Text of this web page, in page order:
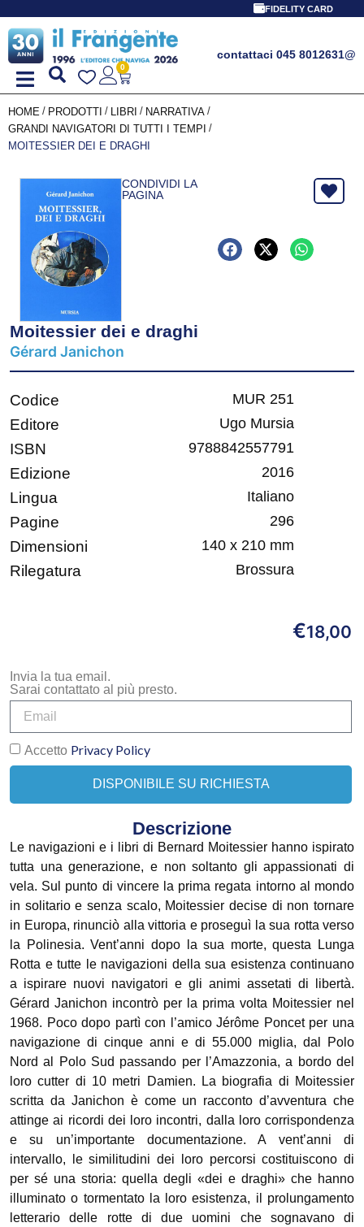
FIDELITY CARD
contattaci 045 8012631@
0
HOME / PRODOTTI / LIBRI / NARRATIVA /
GRANDI NAVIGATORI DI TUTTI I TEMPI /
MOITESSIER DEI E DRAGHI
CONDIVIDI LA
PAGINA
Moitessier dei e draghi
Gérard Janichon
Codice MUR 251
Editore Ugo Mursia
ISBN 9788842557791
Edizione 2016
Lingua Italiano
Pagine 296
Dimensioni 140 x 210 mm
Rilegatura Brossura
€18,00
Invia la tua email.
Sarai contattato al più presto.
Accetto Privacy Policy
DISPONIBILE SU RICHIESTA
Descrizione
Le navigazioni e i libri di Bernard Moitessier hanno ispirato
tutta una generazione, e non soltanto gli appassionati di
vela. Sul punto di vincere la prima regata intorno al mondo
in solitario e senza scalo, Moitessier decise di non tornare
in Europa, rinunciò alla vittoria e proseguì la sua rotta verso
la Polinesia. Vent’anni dopo la sua morte, questa Lunga
Rotta e tutte le navigazioni della sua esistenza continuano
a ispirare nuovi navigatori e gli animi assetati di libertà.
Gérard Janichon incontrò per la prima volta Moitessier nel
1968. Poco dopo partì con l’amico Jérôme Poncet per una
navigazione di cinque anni e di 55.000 miglia, dal Polo
Nord al Polo Sud passando per l’Amazzonia, a bordo del
loro cutter di 10 metri Damien. La biografia di Moitessier
scritta da Janichon è come un racconto d’avventura che
attinge ai ricordi dei loro incontri, dalla loro corrispondenza
e su un’importante documentazione. A vent’anni di
intervallo, le similitudini dei loro percorsi costituiscono di
per sé una storia: quella degli «dei e draghi» che hanno
illuminato o tormentato la loro esistenza, il prolungamento
letterario delle rotte di due uomini che sognavano di